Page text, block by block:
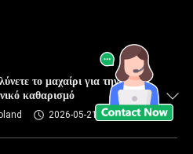
το μαχαίρι για την
καθαρισμό
2026-05-21